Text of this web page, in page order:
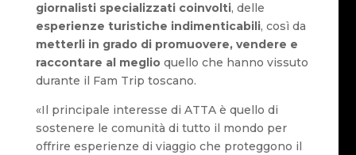
giornalisti specializzati coinvolti, delle
esperienze turistiche indimenticabili, così da
metterli in grado di promuovere, vendere e
raccontare al meglioquello che hanno vissuto
durante il Fam Trip toscano.
«Il principale interesse di ATTA è quello di
sostenere le comunità di tutto il mondo per
offrire esperienze di viaggio che proteggono il